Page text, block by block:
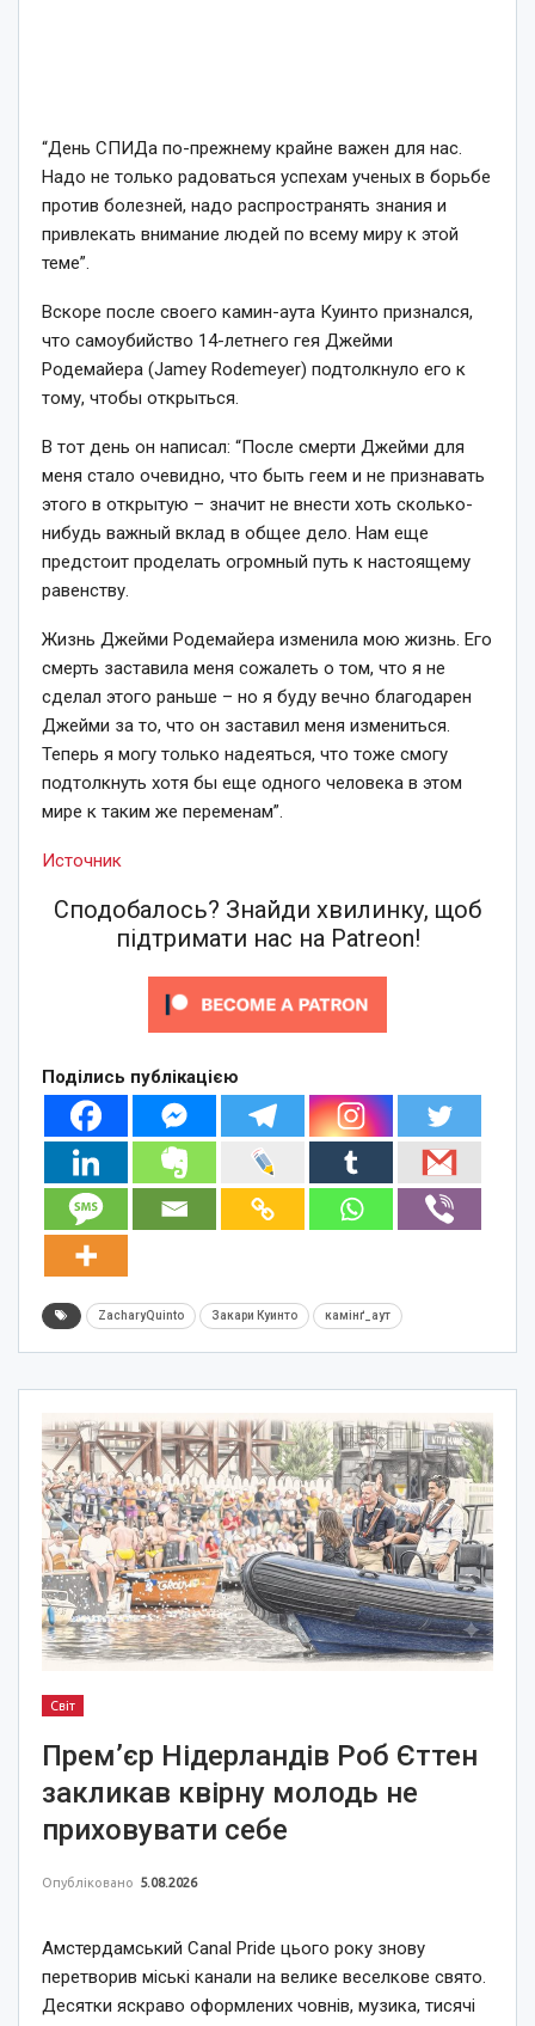
“День СПИДа по-прежнему крайне важен для нас.
Надо не только радоваться успехам ученых в борьбе
против болезней, надо распространять знания и
привлекать внимание людей по всему миру к этой
теме”.
Вскоре после своего камин-аута Куинто признался,
что самоубийство 14-летнего гея Джейми
Родемайера (Jamey Rodemeyer) подтолкнуло его к
тому, чтобы открыться.
В тот день он написал: “После смерти Джейми для
меня стало очевидно, что быть геем и не признавать
этого в открытую – значит не внести хоть сколько-
нибудь важный вклад в общее дело. Нам еще
предстоит проделать огромный путь к настоящему
равенству.
Жизнь Джейми Родемайера изменила мою жизнь. Его
смерть заставила меня сожалеть о том, что я не
сделал этого раньше – но я буду вечно благодарен
Джейми за то, что он заставил меня измениться.
Теперь я могу только надеяться, что тоже смогу
подтолкнуть хотя бы еще одного человека в этом
мире к таким же переменам”.
Источник
Сподобалось? Знайди хвилинку, щоб
підтримати нас на Patreon!
Поділись публікацією
ZacharyQuinto Закари Куинто камінґ_аут
Світ
Прем’єр Нідерландів Роб Єттен
закликав квірну молодь не
приховувати себе
Опубліковано 5.08.2026
Амстердамський Canal Pride цього року знову
перетворив міські канали на велике веселкове свято.
Десятки яскраво оформлених човнів, музика, тисячі